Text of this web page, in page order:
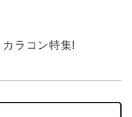
ラコン特集!